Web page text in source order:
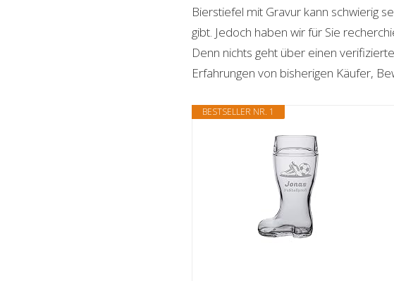
Bierstiefel mit Gravur kann schwierig
gibt. Jedoch haben wir für Sie
Denn nichts geht über einen
Erfahrungen von bisherigen Käufer,
BESTSELLER NR. 1